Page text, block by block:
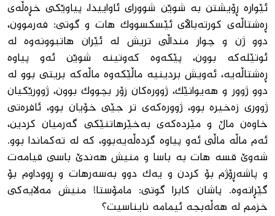
ئێواره‌ ڕۆیشتن به‌ شوێن شووراى ئاواییدا، پیاوێکى خڕه‌ڵه‌ى
ڕه‌شتاڵه‌ى کورته‌باڵاى ئێسکسووک هات و گوتى: فه‌رموون،
دوو ژن و چوار منداڵى تریش له‌ ئێران هاتبوونه‌وه‌ له‌
ئوتێله‌که‌ بوون، پێکه‌وه‌ که‌وتینه‌ شوێن ئه‌و پیاوه‌
ڕه‌شتاڵه‌یه‌، ئه‌ویش بردینیه‌ ماڵێکه‌وه‌ ماڵه‌که‌ بریتى بوو له‌
دوو ژوور و هه‌یوانێک، ژووره‌کان زۆر بچووک بوون، ژوورێکیان
ژوورى زه‌خیره‌ بوو، ژووره‌که‌ى تر جێى خۆیان بوو، ئافره‌تى
خاوه‌ن ماڵ و مێرده‌که‌ى به‌خێرهاتنێکى گه‌رمیان کردین،
ئه‌م ماڵه‌ ماڵى ئه‌و پیاوه‌ گرده‌ڵه‌یه‌بوو، که‌ له ‌ته‌کماندا بوو.
شه‌وێ قسه‌ هات به ‌باسا و منیش هه‌ندێ باسى قیامه‌ت
و پاشه‌ڕۆژم بۆ کردن و یه‌ک دوو به‌سه‌رهات و ڕووداوم بۆ
گێڕانه‌وه‌. پاشان کابرا گوتى: مامۆستا! منیش مه‌لایه‌کى
خزمم له‌ هه‌ڵه‌بجه‌ ئیمامه‌ نایناسیت؟